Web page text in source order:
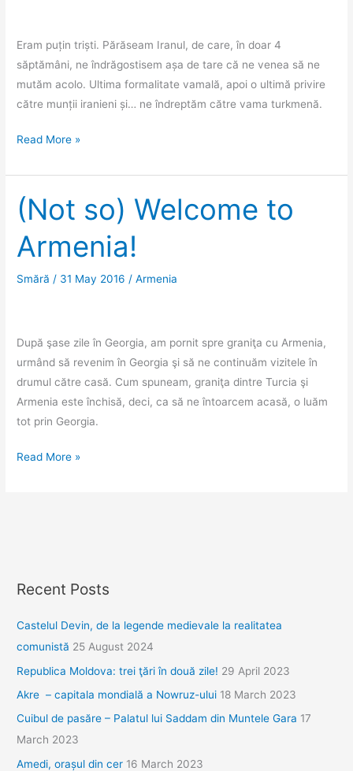
Eram puțin triști. Părăseam Iranul, de care, în doar 4
săptămâni, ne îndrăgostisem așa de tare că ne venea să ne
mutăm acolo. Ultima formalitate vamală, apoi o ultimă privire
către munții iranieni și… ne îndreptăm către vama turkmenă.
Bizara
a
vămii
turkmene
Read More »
(Not so) Welcome to
Armenia!
Smără / 31 May 2016 /Armenia
După şase zile în Georgia, am pornit spre graniţa cu Armenia,
urmând să revenim în Georgia şi să ne continuăm vizitele în
drumul către casă. Cum spuneam, graniţa dintre Turcia şi
Armenia este închisă, deci, ca să ne întoarcem acasă, o luăm
tot prin Georgia.
(Not
Read More »
Recent Posts
Castelul Devin, de la legende medievale la realitatea
comunistă 25 August 2024
Republica Moldova: trei ţări în două zile! 29 April 2023
Akre – capitala mondială a Nowruz-ului 18 March 2023
Cuibul de pasăre – Palatul lui Saddam din Muntele Gara 17
March 2023
Amedi, orașul din cer 16 March 2023